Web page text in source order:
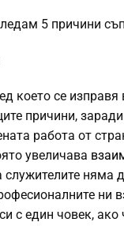
5 причини
което се
причини,
работа от
увеличава
няма
ни
с един човек, ако